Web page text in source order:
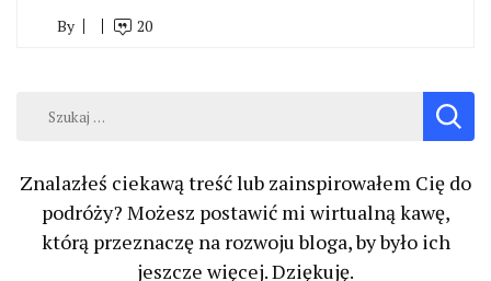
By 20
Szukaj:
Znalazłeś ciekawą treść lub zainspirowałem Cię do
podróży? Możesz postawić mi wirtualną kawę,
którą przeznaczę na rozwoju bloga, by było ich
jeszcze więcej. Dziękuję.